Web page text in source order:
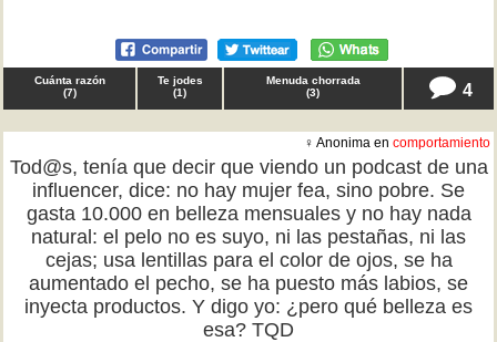
Cuánta razón
(7)
Te jodes
(1)
Menuda chorrada
(3) 4
♀ Anonima en comportamiento
Tod@s, tenía que decir que viendo un podcast de una
influencer, dice: no hay mujer fea, sino pobre. Se
gasta 10.000 en belleza mensuales y no hay nada
natural: el pelo no es suyo, ni las pestañas, ni las
cejas; usa lentillas para el color de ojos, se ha
aumentado el pecho, se ha puesto más labios, se
inyecta productos. Y digo yo: ¿pero qué belleza es
esa? TQD